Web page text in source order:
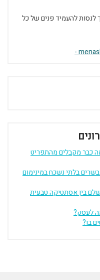
לנסות להעמיד פנים של כל
כבר מקבלים מהתפריט
בלתי נשכח במינימום
בין אסתטיקה טבעית
בו?